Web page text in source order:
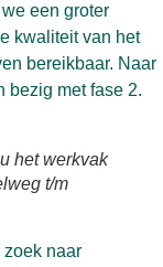
een groter
kwaliteit van het
bereikbaar. Naar
bezig met fase 2.
het werkvak
t/m
naar